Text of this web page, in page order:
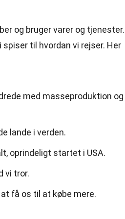
og bruger varer og tjenester.
til hvordan vi rejser. Her
med masseproduktion og
lande i verden.
oprindeligt startet i USA.
vi tror.
få os til at købe mere.